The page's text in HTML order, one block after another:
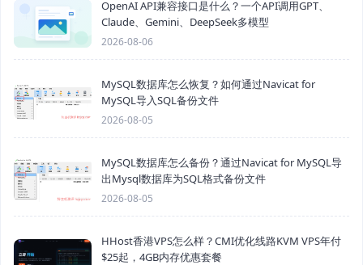
OpenAI API兼容接口是什么？一个API调用GPT、
Claude、Gemini、DeepSeek多模型
2026-08-06
MySQL数据库怎么恢复？如何通过Navicat for
MySQL导入SQL备份文件
2026-08-05
MySQL数据库怎么备份？通过Navicat for MySQL导
出Mysql数据库为SQL格式备份文件
2026-08-05
HHost香港VPS怎么样？CMI优化线路KVM VPS年付
$25起，4GB内存优惠套餐